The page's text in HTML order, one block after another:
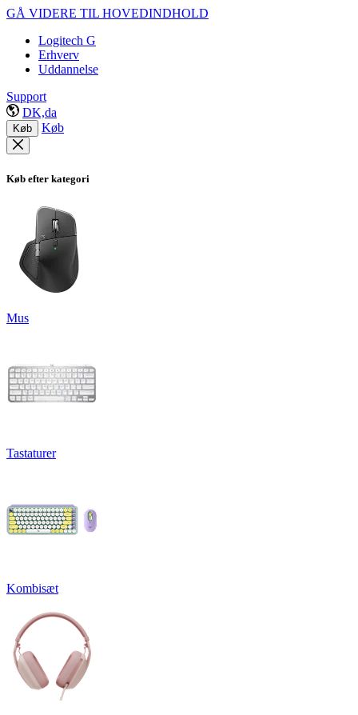
GÅ VIDERE TIL HOVEDINDHOLD
Logitech G
Erhverv
Uddannelse
Support
DK,da
Køb Køb
Køb efter kategori
Mus
Tastaturer
Kombisæt